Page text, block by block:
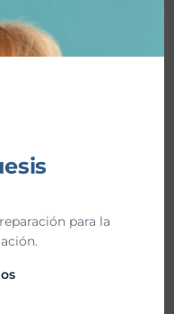
San Josemaría
para la